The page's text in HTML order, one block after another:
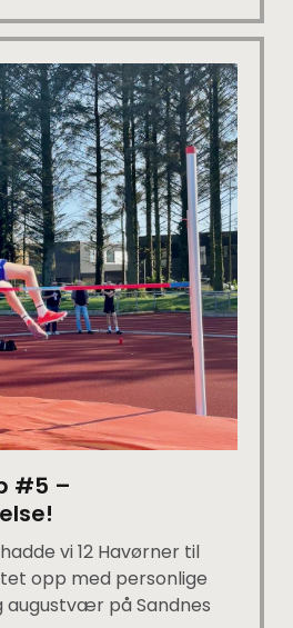
#5 –
vi 12 Havørner til
opp med personlige
augustvær på Sandnes